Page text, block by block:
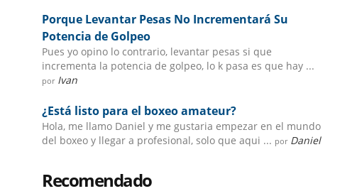
Porque Levantar Pesas No Incrementará Su
Potencia de Golpeo
Pues yo opino lo contrario, levantar pesas si que
incrementa la potencia de golpeo, lo k pasa es que hay ...
por Ivan
¿Está listo para el boxeo amateur?
Hola, me llamo Daniel y me gustaria empezar en el mundo
del boxeo y llegar a profesional, solo que aqui ... por Daniel
Recomendado